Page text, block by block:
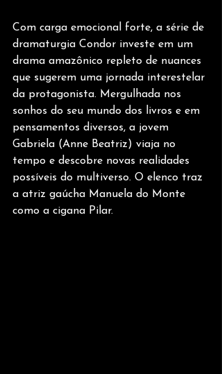
Com carga emocional forte, a série de
dramaturgia Condor investe em um
drama amazônico repleto de nuances
que sugerem uma jornada interestelar
da protagonista. Mergulhada nos
sonhos do seu mundo dos livros e em
pensamentos diversos, a jovem
Gabriela (Anne Beatriz) viaja no
tempo e descobre novas realidades
possíveis do multiverso. O elenco traz
a atriz gaúcha Manuela do Monte
como a cigana Pilar.